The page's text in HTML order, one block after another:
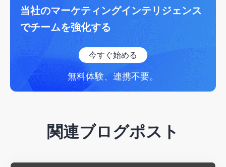
当社のマーケティングインテリジェンス
でチームを強化する
今すぐ始める
無料体験、連携不要。
関連ブログポスト